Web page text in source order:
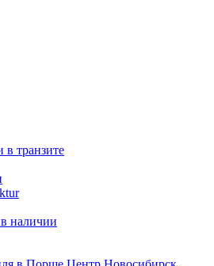
транзите
наличии